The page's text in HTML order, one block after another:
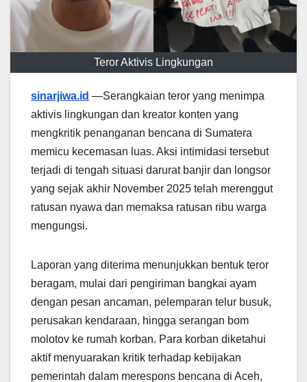
Teror Aktivis Lingkungan
sinarjiwa.id —Serangkaian teror yang menimpa
aktivis lingkungan dan kreator konten yang
mengkritik penanganan bencana di Sumatera
memicu kecemasan luas. Aksi intimidasi tersebut
terjadi di tengah situasi darurat banjir dan longsor
yang sejak akhir November 2025 telah merenggut
ratusan nyawa dan memaksa ratusan ribu warga
mengungsi.
Laporan yang diterima menunjukkan bentuk teror
beragam, mulai dari pengiriman bangkai ayam
dengan pesan ancaman, pelemparan telur busuk,
perusakan kendaraan, hingga serangan bom
molotov ke rumah korban. Para korban diketahui
aktif menyuarakan kritik terhadap kebijakan
pemerintah dalam merespons bencana di Aceh,